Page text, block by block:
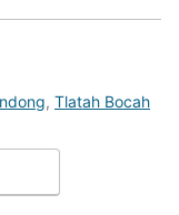
, Tlatah Bocah